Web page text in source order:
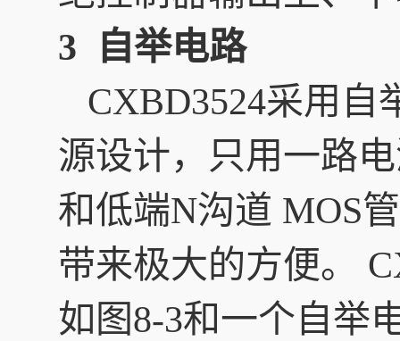
3 自举电路
CXBD3524采用自
源设计，只用一路
和低端N沟道 MOS
带来极大的方便。
如图8-3和一个自举